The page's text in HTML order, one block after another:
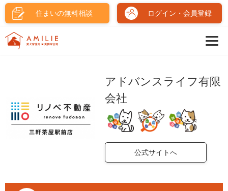
住まいの無料相談 ログイン・会員登録
アドバンスライフ有限
会社
公式サイトへ